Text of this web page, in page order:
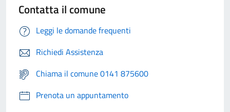
Contatta il comune
Leggi le domande frequenti
Richiedi Assistenza
Chiama il comune 0141 875600
Prenota un appuntamento